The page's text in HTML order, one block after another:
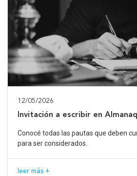
12/05/2026
Invitación a escribir en
Conocé todas las pautas que deben
para ser considerados.
leer más +